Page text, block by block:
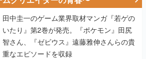
田中圭一のゲーム業界取材マンガ『若ゲの
いたり』第2巻が発売。『ポケモン』田尻
智さん、『ゼビウス』遠藤雅伸さんらの貴
重なエピソードを収録